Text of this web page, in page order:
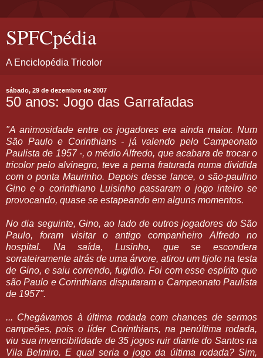
SPFCpédia
A Enciclopédia Tricolor
sábado, 29 de dezembro de 2007
50 anos: Jogo das Garrafadas
"A animosidade entre os jogadores era ainda maior. Num
São Paulo e Corinthians - já valendo pelo Campeonato
Paulista de 1957 -, o médio Alfredo, que acabara de trocar o
tricolor pelo alvinegro, teve a perna fraturada numa dividida
com o ponta Maurinho. Depois desse lance, o são-paulino
Gino e o corinthiano Luisinho passaram o jogo inteiro se
provocando, quase se estapeando em alguns momentos.
No dia seguinte, Gino, ao lado de outros jogadores do São
Paulo, foram visitar o antigo companheiro Alfredo no
hospital. Na saída, Lusinho, que se escondera
sorrateiramente atrás de uma árvore, atirou um tijolo na testa
de Gino, e saiu correndo, fugidio. Foi com esse espírito que
são Paulo e Corinthians disputaram o Campeonato Paulista
de 1957".
... Chegávamos à última rodada com chances de sermos
campeões, pois o líder Corinthians, na penúltima rodada,
viu sua invencibilidade de 35 jogos ruir diante do Santos na
Vila Belmiro. E qual seria o jogo da última rodada? Sim,